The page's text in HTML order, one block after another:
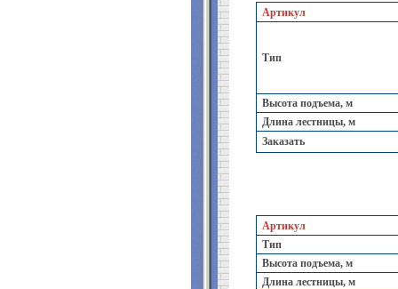
Артикул
Тип
Высота подъема, м
Длина лестницы, м
Заказать
Артикул
Тип
Высота подъема, м
Длина лестницы, м